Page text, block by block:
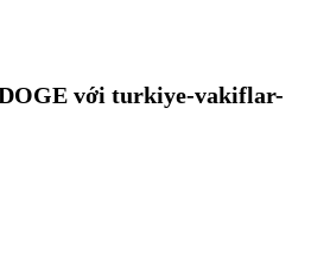
với turkiye-vakiflar-